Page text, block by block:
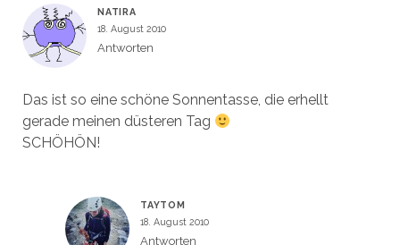
NATIRA
18. August 2010
Antworten
Das ist so eine schöne Sonnentasse, die erhellt
gerade meinen düsteren Tag
SCHÖHÖN!
TAYTOM
18. August 2010
Antworten